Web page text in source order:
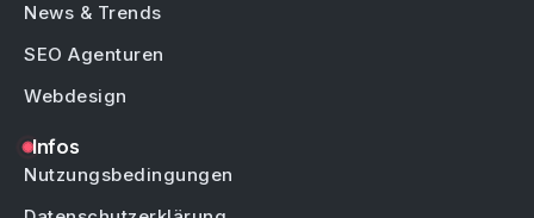
News & Trends
SEO Agenturen
Webdesign
Infos
Nutzungsbedingungen